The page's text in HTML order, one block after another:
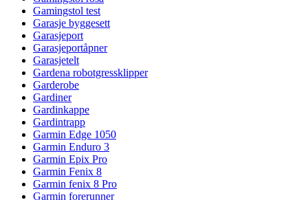
Gamingstol test
Garasje byggesett
Garasjeport
Garasjeportåpner
Garasjetelt
Gardena robotgressklipper
Garderobe
Gardiner
Gardinkappe
Gardintrapp
Garmin Edge 1050
Garmin Enduro 3
Garmin Epix Pro
Garmin Fenix 8
Garmin fenix 8 Pro
Garmin forerunner